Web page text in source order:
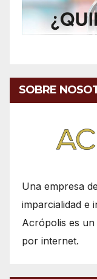
SOBRE
Una empresa
imparcialidad e
Acrópolis es
por internet.